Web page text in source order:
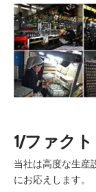
1/ファク
当社は高度な生産
にお応えします。